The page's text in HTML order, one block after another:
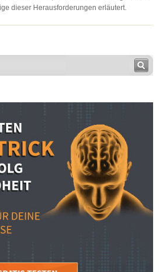
dieser Herausforderungen erläutert.